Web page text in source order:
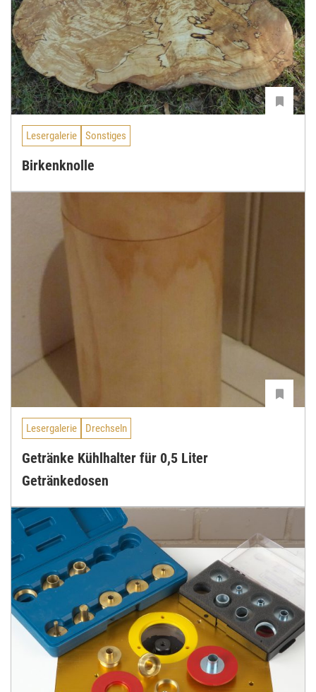
Lesergalerie Sonstiges
Birkenknolle
Lesergalerie Drechseln
Getränke Kühlhalter für 0,5 Liter
Getränkedosen